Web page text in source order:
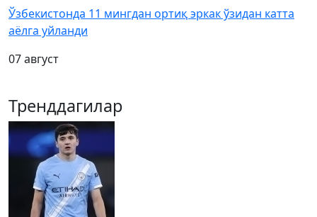
Ўзбекистонда 11 мингдан ортиқ эркак ўзидан катта
аёлга уйланди
07 август
Тренддагилар